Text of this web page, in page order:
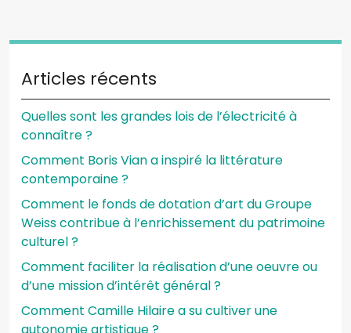
Articles récents
Quelles sont les grandes lois de l’électricité à
connaître ?
Comment Boris Vian a inspiré la littérature
contemporaine ?
Comment le fonds de dotation d’art du Groupe
Weiss contribue à l’enrichissement du patrimoine
culturel ?
Comment faciliter la réalisation d’une oeuvre ou
d’une mission d’intérêt général ?
Comment Camille Hilaire a su cultiver une
autonomie artistique ?